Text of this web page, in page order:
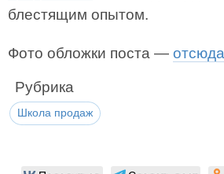
блестящим опытом.
Фото обложки поста — отсюда
Рубрика
Школа продаж